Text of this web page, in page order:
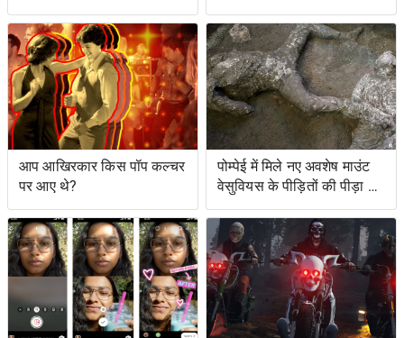
सुविधाओं तक पहुँच सकते हैं
आप आखिरकार किस पॉप कल्चर
पर आए थे?
पोम्पेई में मिले नए अवशेष माउंट
वेसुवियस के पीड़ितों की पीड़ा को
दर्शाते हैं